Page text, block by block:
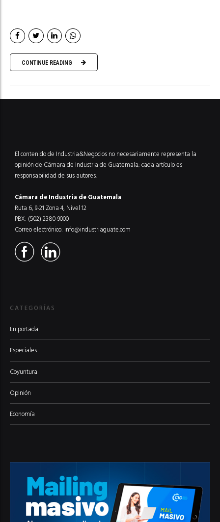
CONTINUE READING
El contenido de Industria&Negocios no necesariamente representa la
opinión de Cámara de Industria de Guatemala; cada artículo es
responsabilidad de sus autores.
Cámara de Industria de Guatemala
Ruta 6, 9-21 Zona 4, Nivel 12
PBX: (502) 2380-9000
Correo electrónico: info@industriaguate.com
CATEGORÍAS
En portada
Especiales
Coyuntura
Opinión
Economía